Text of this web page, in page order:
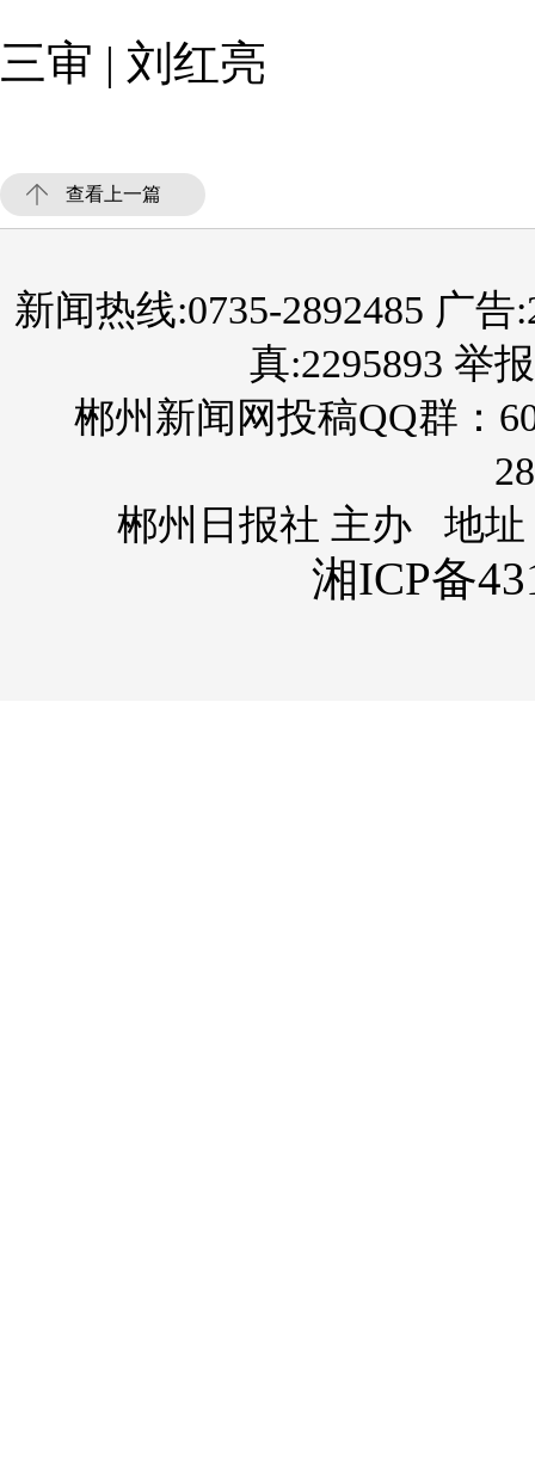
三审 | 刘红亮
查看上一篇
新闻热线:0735-2892485 广告
真:2295893 举
郴州新闻网投稿QQ群：
郴州日报社 主办 地址
湘ICP备